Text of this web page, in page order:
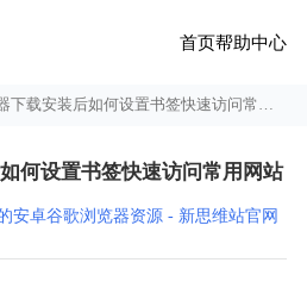
首页帮助中心
载安装后如何设置书签快速访问常用网站
何设置书签快速访问常用网站
安卓谷歌浏览器资源 - 新思维站官网